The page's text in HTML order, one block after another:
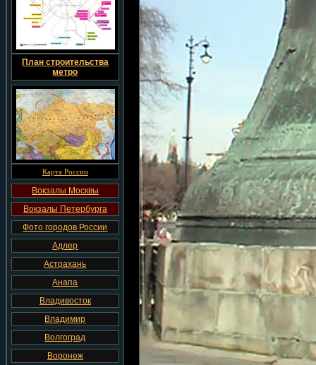
План строительства
метро
Карта России
Вокзалы Москвы
Вокзалы Петербурга
Фото городов России
Адлер
Астрахань
Анапа
Владивосток
Владимир
Волгоград
Воронеж